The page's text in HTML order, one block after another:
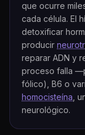
que ocurre
cada célula. El
detoxificar
producir
reparar ADN y
proceso falla
fólico), B6 o
homocisteína ,
neurológico.